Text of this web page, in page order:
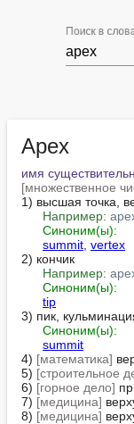
Поиск в
Apex
имя
[множественное
1) высшая точка,
Например:
Синоним(ы):
summit vertex
2) кончик
Например:
Синоним(ы):
tip
3) пик,
Синоним(ы):
summit
4) [математика]
5) [строительное
6) [горное дело]
7) [медицина]
8) [медицина]